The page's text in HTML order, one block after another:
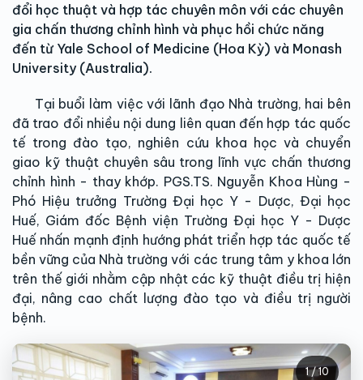
đổi học thuật và hợp tác chuyên môn với các chuyên
gia chấn thương chỉnh hình và phục hồi chức năng
đến từ Yale School of Medicine (Hoa Kỳ) và Monash
University (Australia).
Tại buổi làm việc với lãnh đạo Nhà trường, hai bên
đã trao đổi nhiều nội dung liên quan đến hợp tác quốc
tế trong đào tạo, nghiên cứu khoa học và chuyển
giao kỹ thuật chuyên sâu trong lĩnh vực chấn thương
chỉnh hình - thay khớp. PGS.TS. Nguyễn Khoa Hùng -
Phó Hiệu trưởng Trường Đại học Y - Dược, Đại học
Huế, Giám đốc Bệnh viện Trường Đại học Y - Dược
Huế nhấn mạnh định hướng phát triển hợp tác quốc tế
bền vững của Nhà trường với các trung tâm y khoa lớn
trên thế giới nhằm cập nhật các kỹ thuật điều trị hiện
đại, nâng cao chất lượng đào tạo và điều trị người
bệnh.
1 / 10